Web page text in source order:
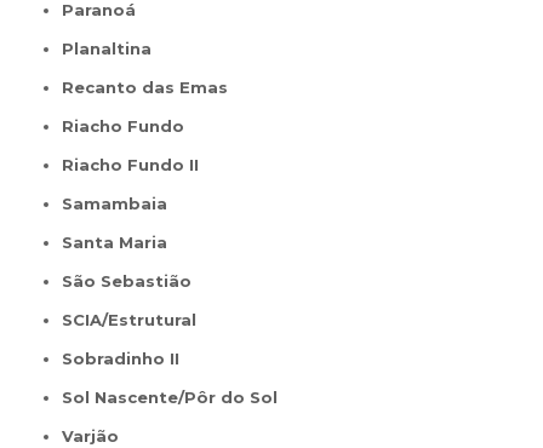
Paranoá
Planaltina
Recanto das Emas
Riacho Fundo
Riacho Fundo II
Samambaia
Santa Maria
São Sebastião
SCIA/Estrutural
Sobradinho II
Sol Nascente/Pôr do Sol
Varjão